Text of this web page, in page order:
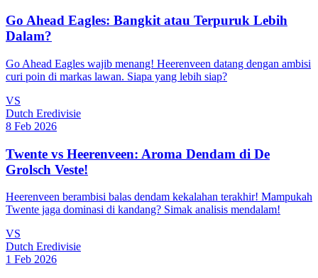
Go Ahead Eagles: Bangkit atau Terpuruk Lebih
Dalam?
Go Ahead Eagles wajib menang! Heerenveen datang dengan ambisi
curi poin di markas lawan. Siapa yang lebih siap?
VS
Dutch Eredivisie
8 Feb 2026
Twente vs Heerenveen: Aroma Dendam di De
Grolsch Veste!
Heerenveen berambisi balas dendam kekalahan terakhir! Mampukah
Twente jaga dominasi di kandang? Simak analisis mendalam!
VS
Dutch Eredivisie
1 Feb 2026